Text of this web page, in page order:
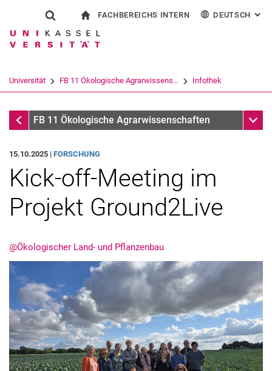
Springe direkt zu: Inhalt
Springe direkt zu: Suche
Springe direkt zu:
Suchformular
Suchbegriff
Suchen (öffnet externen Link in einem
FACHBEREICHS INTERN DEUTSCH :
Universität FB 11 Ökologische Agrarwissens... Infothek
InfothekFB 11 Ökologische Agrarwissenschaften
15.10.2025 | FORSCHUNG
Kick-off-Meeting im
Projekt Ground2Live
@Ökologischer Land- und Pflanzenbau